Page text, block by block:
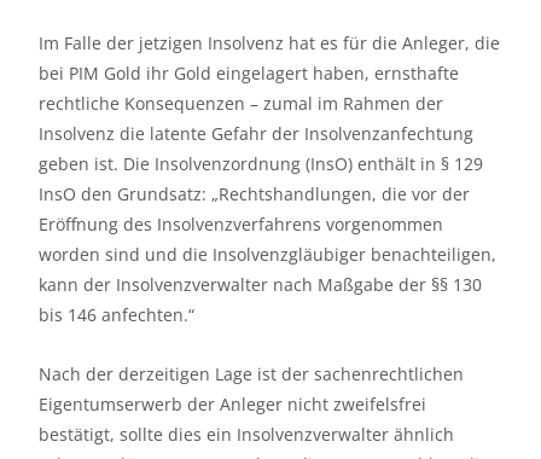
Im Falle der jetzigen Insolvenz hat es für die Anleger, die
bei PIM Gold ihr Gold eingelagert haben, ernsthafte
rechtliche Konsequenzen – zumal im Rahmen der
Insolvenz die latente Gefahr der Insolvenzanfechtung
geben ist. Die Insolvenzordnung (InsO) enthält in § 129
InsO den Grundsatz: „Rechtshandlungen, die vor der
Eröffnung des Insolvenzverfahrens vorgenommen
worden sind und die Insolvenzgläubiger benachteiligen,
kann der Insolvenzverwalter nach Maßgabe der §§ 130
bis 146 anfechten.“
Nach der derzeitigen Lage ist der sachenrechtlichen
Eigentumserwerb der Anleger nicht zweifelsfrei
bestätigt, sollte dies ein Insolvenzverwalter ähnlich